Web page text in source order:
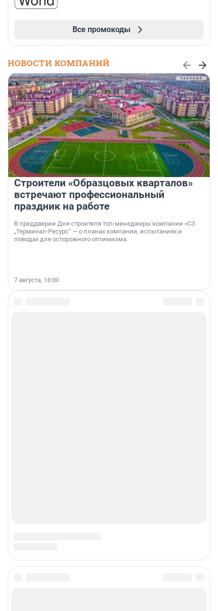
Все промокоды
НОВОСТИ КОМПАНИЙ
Строители «Образцовых кварталов»
встречают профессиональный
праздник на работе
В преддверии Дня строителя топ-менеджеры компании «СЗ
„Терминал-Ресурс“ — о планах компании, испытаниях и
поводах для осторожного оптимизма.
7 августа, 18:00